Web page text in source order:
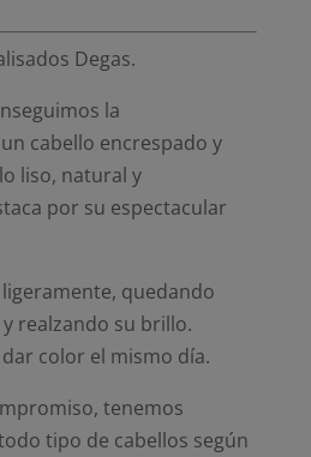
Degas.
la
cabello encrespado y
liso, natural y
por su espectacular
quedando
realzando su brillo.
color el mismo día.
tenemos
tipo de cabellos según